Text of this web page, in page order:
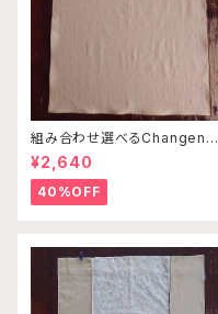
組み合わせ選べるChangenab
leエプロン ※前部分のみ ベ
ージュ （※本体部分は別売り
です）
¥2,640
40%OFF